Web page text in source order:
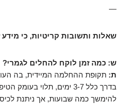
—
שאלות ותשובות קריטיות, כי מידע
ש: כמה זמן לוקח להחלים לגמרי?
ת: תקופת ההחלמה המיידית, בה
בדרך כלל 3-7 ימים, תלוי
להימשך כמה שבועות, אך ניתנת